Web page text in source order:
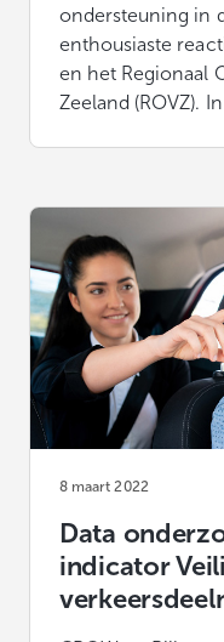
ondersteuning in
enthousiaste
en het Regionaal
Zeeland (ROVZ).
8 maart 2022
Data
indicator